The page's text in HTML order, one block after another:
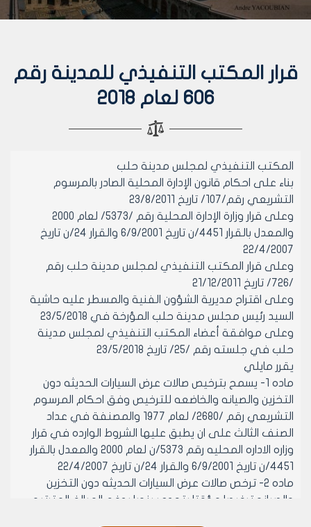
قرار المكتب التنفيذي للمدينة رقم
606 لعام 2018
المكتب التنفيذي لمجلس مدينة حلب
بناء على احكام قانون الإدارة المحلية الصادر بالمرسوم
التشريعي رقم/107/ تاريخ 23/8/2011
وعلى قرار وزارة الإدارة المحلية رقم /5373/ لعام 2000
والمعدل بالقرار 4451/ن تاريخ 6/9/2001 والقرار 24/ن تاريخ
22/4/2007
وعلى قرار المكتب التنفيذي لمجلس مدينة حلب رقم
/726/ تاريخ 21/12/2011
وعلى اقتراح مديرية الشؤون الفنية والمسطر عليه حاشية
السيد رئيس مجلس مدينة حلب المؤرخة في 23/5/2018
وعلى موافقة أعضاء المكتب التنفيذي لمجلس مدينة
حلب في جلسته رقم /25/ تاريخ 23/5/2018
يقرر مايلي
ماده 1- يسمح بترخيص صالات عرض السيارات الحديثه دون
التخزين والصيانه والخاضعه للترخيص وفق احكام المرسوم
التشريعي رقم /2680/ لعام 1977 والمصنفة في عداد
الصنف الثالث على ان يطبق عليها الشروط الوارده في قرار
وزاره الاداره المحليه رقم 5373/ن لعام 2000 والمعدل بالقرار
4451/ن تاريخ 6/9/2001 والقرار 24/ن تاريخ 22/4/2007
ماده 2- ترخص صالات عرض السيارات الحديثه دون التخزين
والصيانه ترخيصا مؤقتا يتجدد سنويا بدفع المبالغ المترتبه